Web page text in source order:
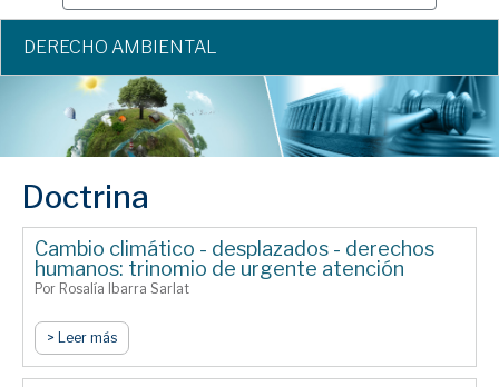
DERECHO AMBIENTAL
Doctrina
Cambio climático - desplazados - derechos
humanos: trinomio de urgente atención
Por Rosalía Ibarra Sarlat
> Leer más